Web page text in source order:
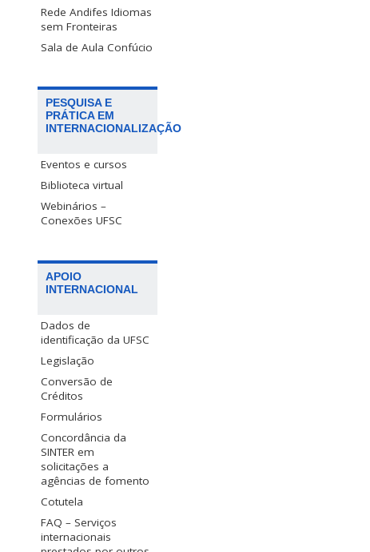
Rede Andifes Idiomas
sem Fronteiras
Sala de Aula Confúcio
PESQUISA E
PRÁTICA EM
INTERNACIONALIZAÇÃO
Eventos e cursos
Biblioteca virtual
Webinários –
Conexões UFSC
APOIO
INTERNACIONAL
Dados de
identificação da UFSC
Legislação
Conversão de
Créditos
Formulários
Concordância da
SINTER em
solicitações a
agências de fomento
Cotutela
FAQ – Serviços
internacionais